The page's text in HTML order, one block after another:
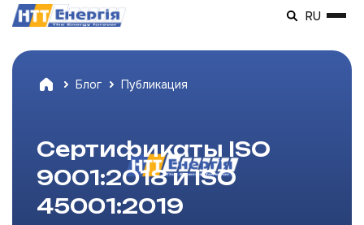
RU
Блог Публикация
Сертификаты ISO
9001:2018 и ISO
45001:2019